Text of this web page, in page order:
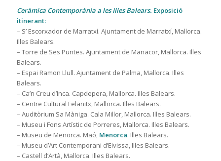
Ceràmica Contemporània a les Illes Balears. Exposició
itinerant:
– S’ Escorxador de Marratxí. Ajuntament de Marratxí, Mallorca.
Illes Balears.
– Torre de Ses Puntes. Ajuntament de Manacor, Mallorca. Illes
Balears.
– Espai Ramon Llull. Ajuntament de Palma, Mallorca. Illes
Balears.
– Ca’n Creu d’Inca. Capdepera, Mallorca. Illes Balears.
– Centre Cultural Felanitx, Mallorca. Illes Balears.
– Auditòrium Sa Màniga. Cala Millor, Mallorca. Illes Balears.
– Museu i Fons Artístic de Porreres, Mallorca. Illes Balears.
– Museu de Menorca. Maó, Menorca. Illes Balears.
– Museu d’Art Contemporani d’Eivissa, Illes Balears.
– Castell d’Artà, Mallorca. Illes Balears.